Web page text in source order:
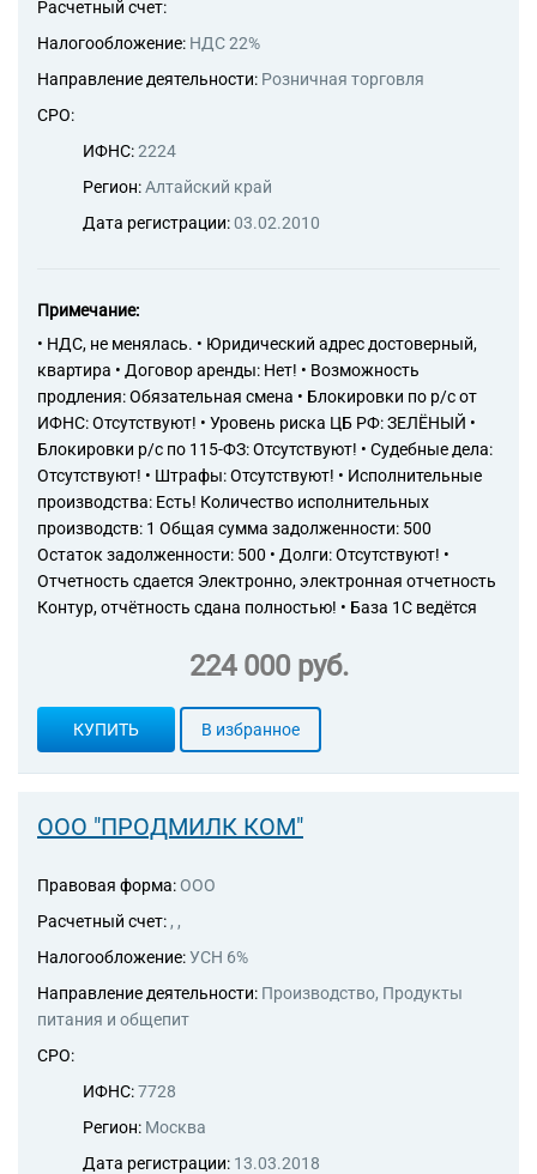
Расчетный счет:
Налогообложение: НДС 22%
Направление деятельности: Розничная торговля
СРО:
ИФНС:2224
Регион:Алтайский край
Дата регистрации:03.02.2010
Примечание:
• НДС, не менялась. • Юридический адрес достоверный,
квартира • Договор аренды: Нет! • Возможность
продления: Обязательная смена • Блокировки по р/с от
ИФНС: Отсутствуют! • Уровень риска ЦБ РФ: ЗЕЛЁНЫЙ •
Блокировки р/с по 115-ФЗ: Отсутствуют! • Судебные дела:
Отсутствуют! • Штрафы: Отсутствуют! • Исполнительные
производства: Есть! Количество исполнительных
производств: 1 Общая сумма задолженности: 500
Остаток задолженности: 500 • Долги: Отсутствуют! •
Отчетность сдается Электронно, электронная отчетность
Контур, отчётность сдана полностью! • База 1С ведётся
224 000 руб.
КУПИТЬ В избранное
ООО "ПРОДМИЛК КОМ"
Правовая форма: ООО
Расчетный счет: , ,
Налогообложение:УСН 6%
Направление деятельности: Производство, Продукты
питания и общепит
СРО:
ИФНС:7728
Регион: Москва
Дата регистрации: 13.03.2018